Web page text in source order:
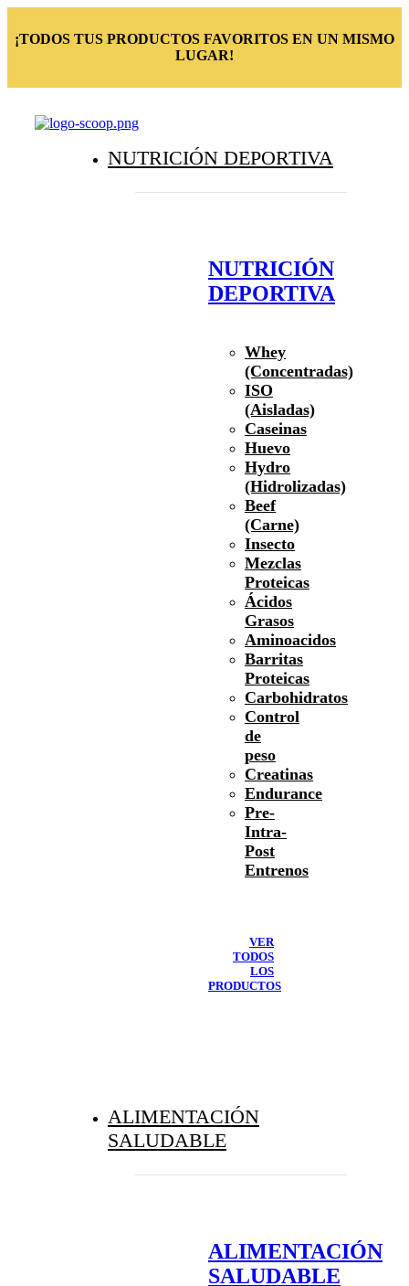
¡TODOS TUS PRODUCTOS FAVORITOS EN UN MISMO
LUGAR!
NUTRICIÓN DEPORTIVA
NUTRICIÓN
DEPORTIVA
Whey
(Concentradas)
ISO
(Aisladas)
Caseinas
Huevo
Hydro
(Hidrolizadas)
Beef
(Carne)
Insecto
Mezclas
Proteicas
Ácidos
Grasos
Aminoacidos
Barritas
Proteicas
Carbohidratos
Control
de
peso
Creatinas
Endurance
Pre-
Intra-
Post
Entrenos
VER
TODOS
LOS
PRODUCTOS
ALIMENTACIÓN
SALUDABLE
ALIMENTACIÓN
SALUDABLE